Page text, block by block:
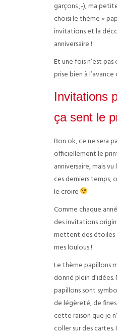
garçons ;-), ma
choisi le thème «
invitations et la
anniversaire !
Et une fois n’est pas
prise bien à
Invitations
ça sent le
Bon ok, ce ne sera
officiellement le
anniversaire, mais
ces derniers temps,
le croire
Comme chaque
des invitations
mettent des étoiles
mes loulous !
Le thème papillons
donné plein d’idées.
papillons sont
de légèreté, de
cette raison que je
coller sur des cartes.